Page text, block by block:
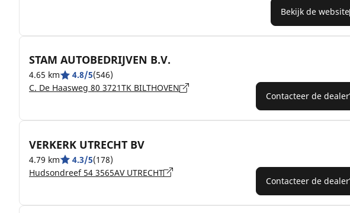
Bekijk de website
STAM AUTOBEDRIJVEN B.V.
4.65 km 4.8/5(546)
C. De Haasweg 80 3721TK BILTHOVEN
Contacteer de dealer
VERKERK UTRECHT BV
4.79 km 4.3/5(178)
Hudsondreef 54 3565AV UTRECHT
Contacteer de dealer